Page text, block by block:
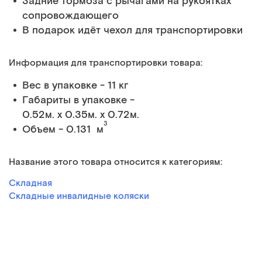
сопровождающего
В подарок идёт чехол для транспортировки
Информация для транспортировки товара:
Вес в упаковке - 11 кг
Габариты в упаковке -
0.52м. x 0.35м. x 0.72м.
Объем - 0.131 м3
Название этого товара относится к категориям:
Складная
Складные инвалидные коляски